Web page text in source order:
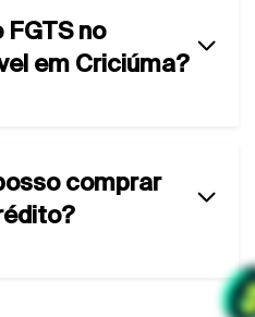
no
em Criciúma?
comprar